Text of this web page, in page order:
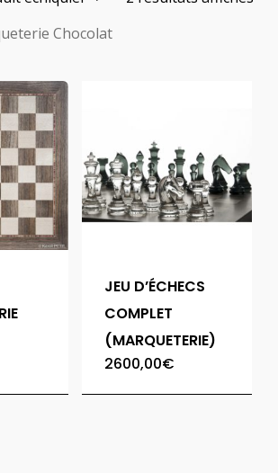
Chocolat
JEU D’ÉCHECS
COMPLET
(MARQUETERIE)
2600,00€